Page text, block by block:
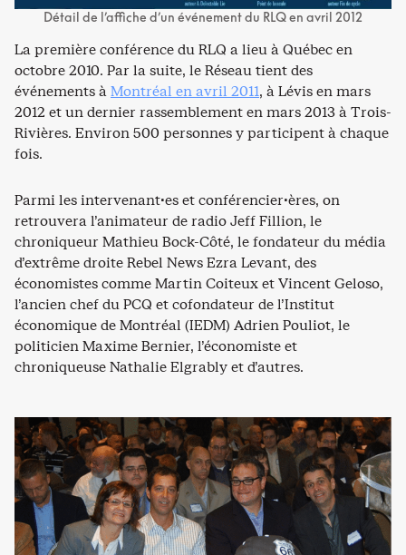
Détail de l’affiche d’un événement du RLQ en avril 2012
La première conférence du RLQ a lieu à Québec en
octobre 2010. Par la suite, le Réseau tient des
événements àMontréal en avril 2011, à Lévis en mars
2012 et un dernier rassemblement en mars 2013 à Trois-
Rivières. Environ 500 personnes y participent à chaque
fois.
Parmi les intervenant·es et conférencier·ères, on
retrouvera l’animateur de radio Jeff Fillion, le
chroniqueur Mathieu Bock-Côté, le fondateur du média
d’extrême droite Rebel News Ezra Levant, des
économistes comme Martin Coiteux et Vincent Geloso,
l’ancien chef du PCQ et cofondateur de l’Institut
économique de Montréal (IEDM) Adrien Pouliot, le
politicien Maxime Bernier, l’économiste et
chroniqueuse Nathalie Elgrably et d’autres.